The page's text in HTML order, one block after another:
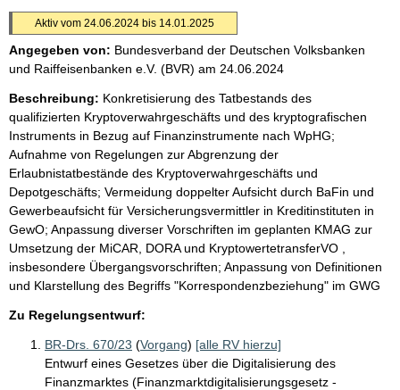
Aktiv vom 24.06.2024 bis 14.01.2025
Angegeben von: Bundesverband der Deutschen Volksbanken
und Raiffeisenbanken e.V. (BVR) am 24.06.2024
Beschreibung: Konkretisierung des Tatbestands des
qualifizierten Kryptoverwahrgeschäfts und des kryptografischen
Instruments in Bezug auf Finanzinstrumente nach WpHG;
Aufnahme von Regelungen zur Abgrenzung der
Erlaubnistatbestände des Kryptoverwahrgeschäfts und
Depotgeschäfts; Vermeidung doppelter Aufsicht durch BaFin und
Gewerbeaufsicht für Versicherungsvermittler in Kreditinstituten in
GewO; Anpassung diverser Vorschriften im geplanten KMAG zur
Umsetzung der MiCAR, DORA und KryptowertetransferVO ,
insbesondere Übergangsvorschriften; Anpassung von Definitionen
und Klarstellung des Begriffs "Korrespondenzbeziehung" im GWG
Zu Regelungsentwurf:
BR-Drs. 670/23 (Vorgang) [alle RV hierzu]
Entwurf eines Gesetzes über die Digitalisierung des
Finanzmarktes (Finanzmarktdigitalisierungsgesetz -